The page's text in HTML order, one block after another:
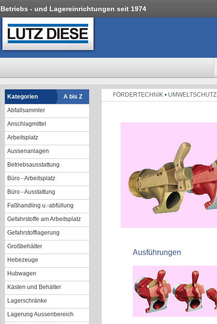
Betriebs - und Lagereinrichtungen seit 1974
Kategorien
A bis Z
Abfallsammler
Anschlagmittel
Arbeitsplatz
Aussenanlagen
Betriebsausstattung
Büro - Arbeitsplatz
Büro - Ausstattung
Faßhandling u.-abfüllung
Gefahrstoffe am Arbeitsplatz
Gefahrstofflagerung
Großbehälter
Hebezeuge
Hubwagen
Kästen und Behälter
Lagerschränke
Lagerung Aussenbereich
FÖRDERTECHNIK •
Ausführungen